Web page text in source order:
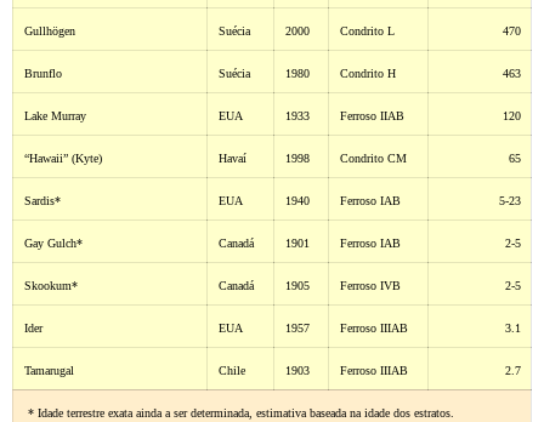
Gullhögen Suécia 2000 Condrito L 470
Brunflo Suécia 1980 Condrito H 463
Lake Murray EUA 1933 Ferroso IIAB 120
“Hawaii” (Kyte) Havaí 1998 Condrito CM 65
Sardis* EUA 1940 Ferroso IAB 5-23
Gay Gulch* Canadá 1901 Ferroso IAB 2-5
Skookum* Canadá 1905 Ferroso IVB 2-5
Ider EUA 1957 Ferroso IIIAB 3.1
Tamarugal Chile 1903 Ferroso IIIAB 2.7
* Idade terrestre exata ainda a ser determinada, estimativa baseada na idade dos estratos.